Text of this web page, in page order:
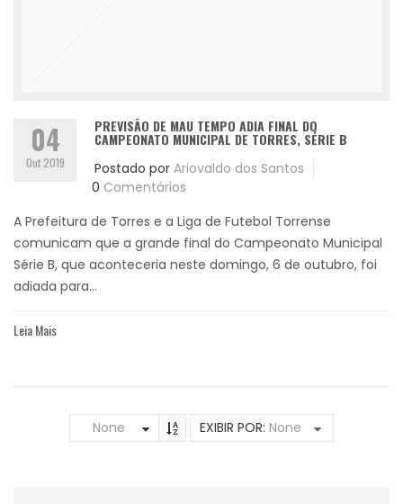
04
Out 2019
PREVISÃO DE MAU TEMPO ADIA FINAL DO
CAMPEONATO MUNICIPAL DE TORRES, SÉRIE B
Postado por Ariovaldo dos Santos
0 Comentários
A Prefeitura de Torres e a Liga de Futebol Torrense
comunicam que a grande final do Campeonato Municipal
Série B, que aconteceria neste domingo, 6 de outubro, foi
adiada para...
Leia Mais
None EXIBIR POR: None